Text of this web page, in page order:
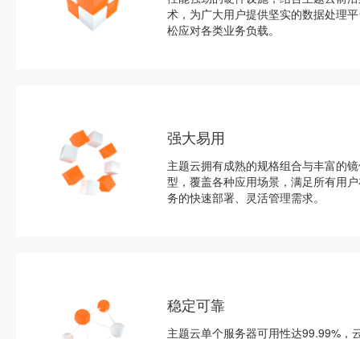
术，为广大用户提供坚实的数据处理
松应对各类业务负载。
强大易用
主题云拥有成熟的规格组合与丰富的
型，覆盖各种应用场景，满足所有用
务的快速部署、灵活管理需求。
稳定可靠
主题云单个服务器可用性达99.99%，